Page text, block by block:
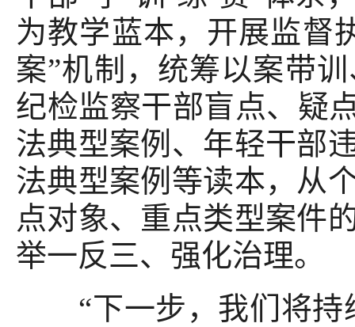
为教学蓝本，开展监督
案”机制，统筹以案带
纪检监察干部盲点、疑
法典型案例、年轻干部
法典型案例等读本，从
点对象、重点类型案件
举一反三、强化治理。
“下一步，我们将持续